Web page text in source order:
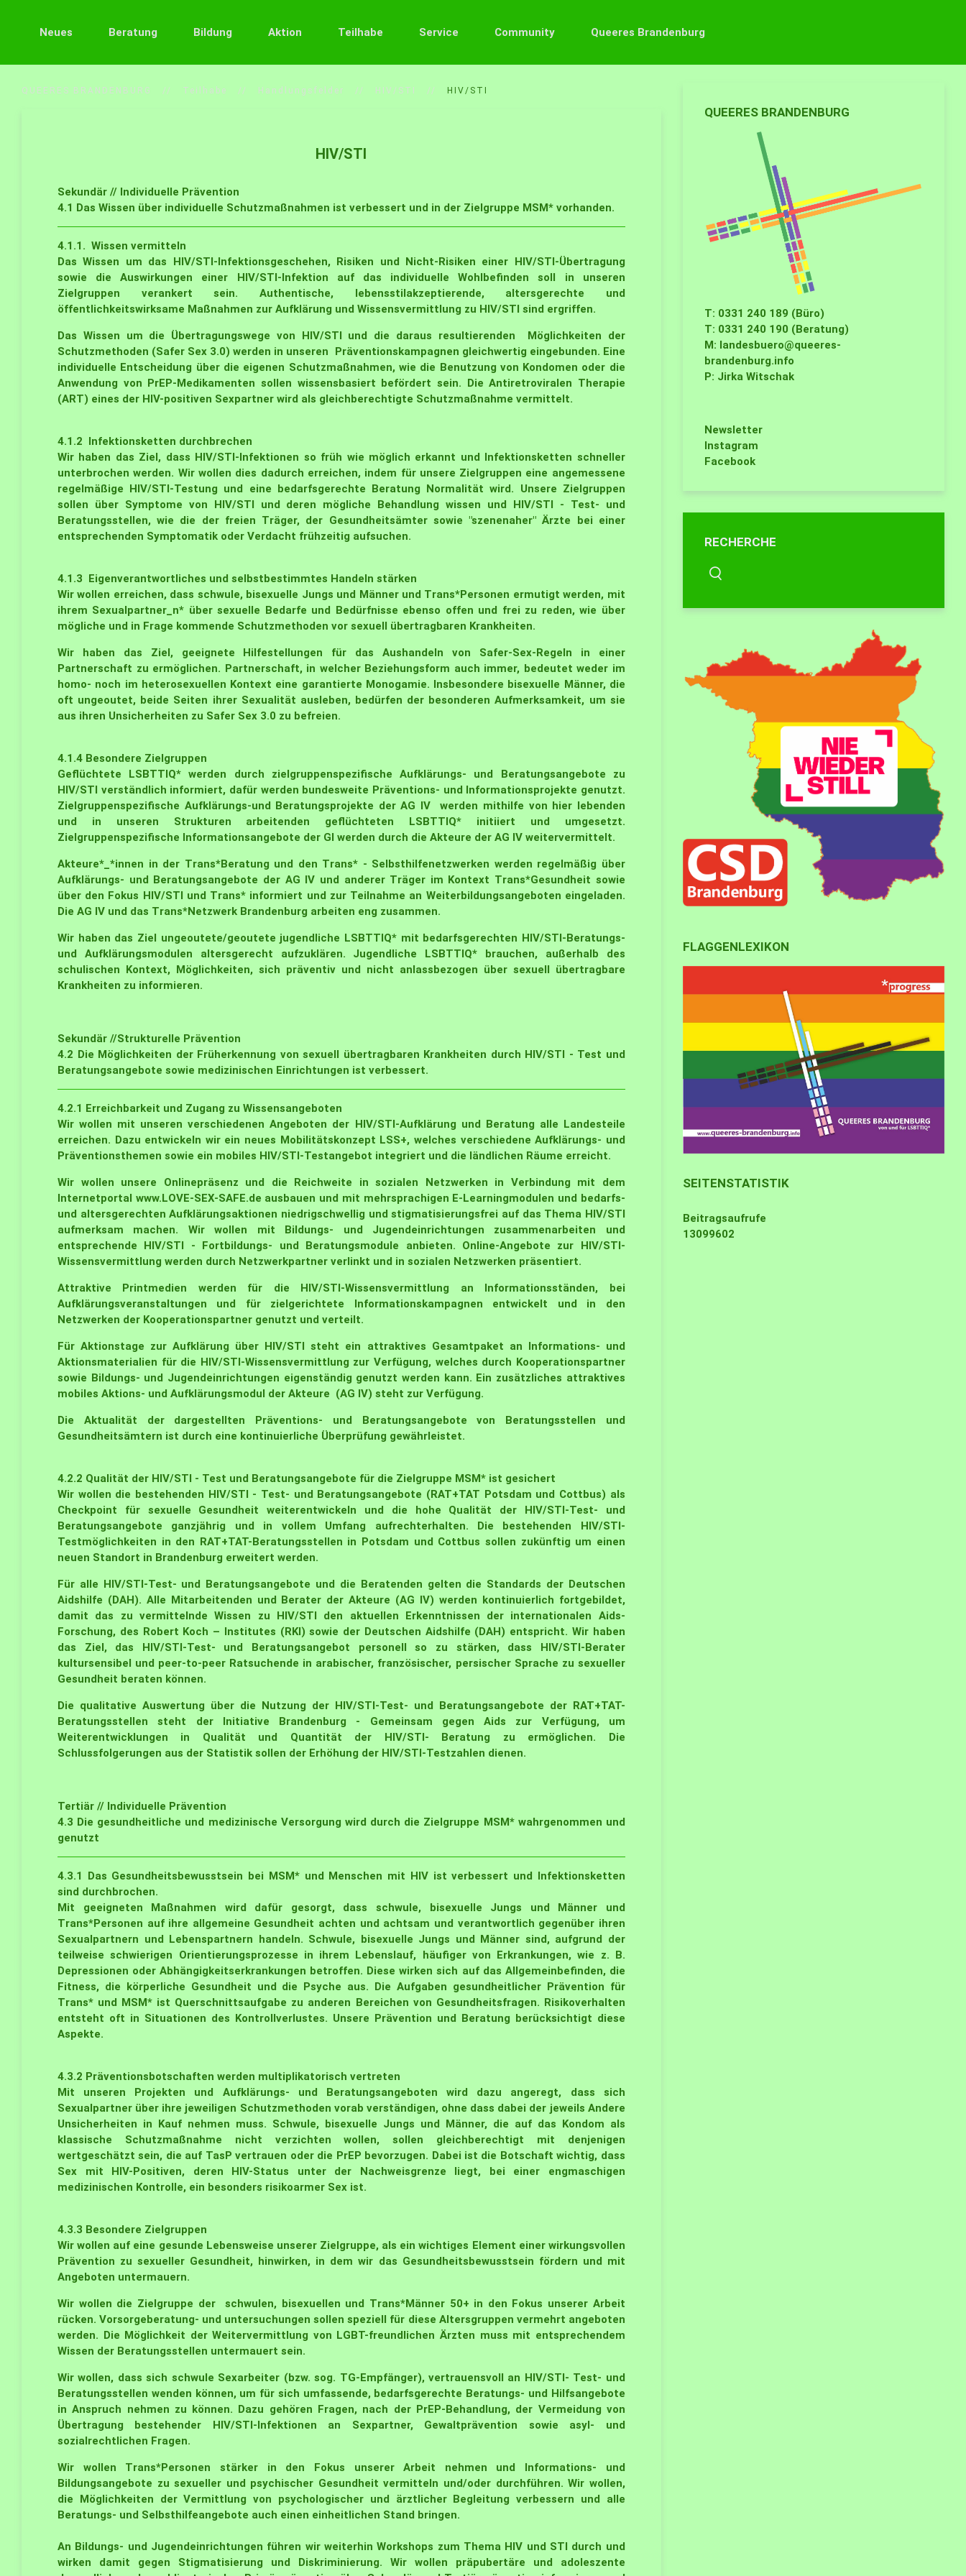
Neues Beratung Bildung Aktion Teilhabe Service Community Queeres Brandenburg
QUEERES BRANDENBURG Teilhabe Handlungsfelder HIV/STI HIV/STI
HIV/STI
Sekundär // Individuelle Prävention
4.1 Das Wissen über individuelle Schutzmaßnahmen ist verbessert und in der Zielgruppe MSM* vorhanden.
4.1.1. Wissen vermitteln
Das Wissen um das HIV/STI-Infektionsgeschehen, Risiken und Nicht-Risiken einer HIV/STI-Übertragung
sowie die Auswirkungen einer HIV/STI-Infektion auf das individuelle Wohlbefinden soll in unseren
Zielgruppen verankert sein. Authentische, lebensstilakzeptierende, altersgerechte und
öffentlichkeitswirksame Maßnahmen zur Aufklärung und Wissensvermittlung zu HIV/STI sind ergriffen.
Das Wissen um die Übertragungswege von HIV/STI und die daraus resultierenden Möglichkeiten der
Schutzmethoden (Safer Sex 3.0) werden in unseren Präventionskampagnen gleichwertig eingebunden. Eine
individuelle Entscheidung über die eigenen Schutzmaßnahmen, wie die Benutzung von Kondomen oder die
Anwendung von PrEP-Medikamenten sollen wissensbasiert befördert sein. Die Antiretroviralen Therapie
(ART) eines der HIV-positiven Sexpartner wird als gleichberechtigte Schutzmaßnahme vermittelt.
4.1.2 Infektionsketten durchbrechen
Wir haben das Ziel, dass HIV/STI-Infektionen so früh wie möglich erkannt und Infektionsketten schneller
unterbrochen werden. Wir wollen dies dadurch erreichen, indem für unsere Zielgruppen eine angemessene
regelmäßige HIV/STI-Testung und eine bedarfsgerechte Beratung Normalität wird. Unsere Zielgruppen
sollen über Symptome von HIV/STI und deren mögliche Behandlung wissen und HIV/STI - Test- und
Beratungsstellen, wie die der freien Träger, der Gesundheitsämter sowie "szenenaher" Ärzte bei einer
entsprechenden Symptomatik oder Verdacht frühzeitig aufsuchen.
4.1.3 Eigenverantwortliches und selbstbestimmtes Handeln stärken
Wir wollen erreichen, dass schwule, bisexuelle Jungs und Männer und Trans*Personen ermutigt werden, mit
ihrem Sexualpartner_n* über sexuelle Bedarfe und Bedürfnisse ebenso offen und frei zu reden, wie über
mögliche und in Frage kommende Schutzmethoden vor sexuell übertragbaren Krankheiten.
Wir haben das Ziel, geeignete Hilfestellungen für das Aushandeln von Safer-Sex-Regeln in einer
Partnerschaft zu ermöglichen. Partnerschaft, in welcher Beziehungsform auch immer, bedeutet weder im
homo- noch im heterosexuellen Kontext eine garantierte Monogamie. Insbesondere bisexuelle Männer, die
oft ungeoutet, beide Seiten ihrer Sexualität ausleben, bedürfen der besonderen Aufmerksamkeit, um sie
aus ihren Unsicherheiten zu Safer Sex 3.0 zu befreien.
4.1.4 Besondere Zielgruppen
Geflüchtete LSBTTIQ* werden durch zielgruppenspezifische Aufklärungs- und Beratungsangebote zu
HIV/STI verständlich informiert, dafür werden bundesweite Präventions- und Informationsprojekte genutzt.
Zielgruppenspezifische Aufklärungs-und Beratungsprojekte der AG IV werden mithilfe von hier lebenden
und in unseren Strukturen arbeitenden geflüchteten LSBTTIQ* initiiert und umgesetzt.
Zielgruppenspezifische Informationsangebote der GI werden durch die Akteure der AG IV weitervermittelt.
Akteure*_*innen in der Trans*Beratung und den Trans* - Selbsthilfenetzwerken werden regelmäßig über
Aufklärungs- und Beratungsangebote der AG IV und anderer Träger im Kontext Trans*Gesundheit sowie
über den Fokus HIV/STI und Trans* informiert und zur Teilnahme an Weiterbildungsangeboten eingeladen.
Die AG IV und das Trans*Netzwerk Brandenburg arbeiten eng zusammen.
Wir haben das Ziel ungeoutete/geoutete jugendliche LSBTTIQ* mit bedarfsgerechten HIV/STI-Beratungs-
und Aufklärungsmodulen altersgerecht aufzuklären. Jugendliche LSBTTIQ* brauchen, außerhalb des
schulischen Kontext, Möglichkeiten, sich präventiv und nicht anlassbezogen über sexuell übertragbare
Krankheiten zu informieren.
Sekundär //Strukturelle Prävention
4.2 Die Möglichkeiten der Früherkennung von sexuell übertragbaren Krankheiten durch HIV/STI - Test und
Beratungsangebote sowie medizinischen Einrichtungen ist verbessert.
4.2.1 Erreichbarkeit und Zugang zu Wissensangeboten
Wir wollen mit unseren verschiedenen Angeboten der HIV/STI-Aufklärung und Beratung alle Landesteile
erreichen. Dazu entwickeln wir ein neues Mobilitätskonzept LSS+, welches verschiedene Aufklärungs- und
Präventionsthemen sowie ein mobiles HIV/STI-Testangebot integriert und die ländlichen Räume erreicht.
Wir wollen unsere Onlinepräsenz und die Reichweite in sozialen Netzwerken in Verbindung mit dem
Internetportal www.LOVE-SEX-SAFE.de ausbauen und mit mehrsprachigen E-Learningmodulen und bedarfs-
und altersgerechten Aufklärungsaktionen niedrigschwellig und stigmatisierungsfrei auf das Thema HIV/STI
aufmerksam machen. Wir wollen mit Bildungs- und Jugendeinrichtungen zusammenarbeiten und
entsprechende HIV/STI - Fortbildungs- und Beratungsmodule anbieten. Online-Angebote zur HIV/STI-
Wissensvermittlung werden durch Netzwerkpartner verlinkt und in sozialen Netzwerken präsentiert.
Attraktive Printmedien werden für die HIV/STI-Wissensvermittlung an Informationsständen, bei
Aufklärungsveranstaltungen und für zielgerichtete Informationskampagnen entwickelt und in den
Netzwerken der Kooperationspartner genutzt und verteilt.
Für Aktionstage zur Aufklärung über HIV/STI steht ein attraktives Gesamtpaket an Informations- und
Aktionsmaterialien für die HIV/STI-Wissensvermittlung zur Verfügung, welches durch Kooperationspartner
sowie Bildungs- und Jugendeinrichtungen eigenständig genutzt werden kann. Ein zusätzliches attraktives
mobiles Aktions- und Aufklärungsmodul der Akteure (AG IV) steht zur Verfügung.
Die Aktualität der dargestellten Präventions- und Beratungsangebote von Beratungsstellen und
Gesundheitsämtern ist durch eine kontinuierliche Überprüfung gewährleistet.
4.2.2 Qualität der HIV/STI - Test und Beratungsangebote für die Zielgruppe MSM* ist gesichert
Wir wollen die bestehenden HIV/STI - Test- und Beratungsangebote (RAT+TAT Potsdam und Cottbus) als
Checkpoint für sexuelle Gesundheit weiterentwickeln und die hohe Qualität der HIV/STI-Test- und
Beratungsangebote ganzjährig und in vollem Umfang aufrechterhalten. Die bestehenden HIV/STI-
Testmöglichkeiten in den RAT+TAT-Beratungsstellen in Potsdam und Cottbus sollen zukünftig um einen
neuen Standort in Brandenburg erweitert werden.
Für alle HIV/STI-Test- und Beratungsangebote und die Beratenden gelten die Standards der Deutschen
Aidshilfe (DAH). Alle Mitarbeitenden und Berater der Akteure (AG IV) werden kontinuierlich fortgebildet,
damit das zu vermittelnde Wissen zu HIV/STI den aktuellen Erkenntnissen der internationalen Aids-
Forschung, des Robert Koch – Institutes (RKI) sowie der Deutschen Aidshilfe (DAH) entspricht. Wir haben
das Ziel, das HIV/STI-Test- und Beratungsangebot personell so zu stärken, dass HIV/STI-Berater
kultursensibel und peer-to-peer Ratsuchende in arabischer, französischer, persischer Sprache zu sexueller
Gesundheit beraten können.
Die qualitative Auswertung über die Nutzung der HIV/STI-Test- und Beratungsangebote der RAT+TAT-
Beratungsstellen steht der Initiative Brandenburg - Gemeinsam gegen Aids zur Verfügung, um
Weiterentwicklungen in Qualität und Quantität der HIV/STI- Beratung zu ermöglichen. Die
Schlussfolgerungen aus der Statistik sollen der Erhöhung der HIV/STI-Testzahlen dienen.
Tertiär // Individuelle Prävention
4.3 Die gesundheitliche und medizinische Versorgung wird durch die Zielgruppe MSM* wahrgenommen und
genutzt
4.3.1 Das Gesundheitsbewusstsein bei MSM* und Menschen mit HIV ist verbessert und Infektionsketten
sind durchbrochen.
Mit geeigneten Maßnahmen wird dafür gesorgt, dass schwule, bisexuelle Jungs und Männer und
Trans*Personen auf ihre allgemeine Gesundheit achten und achtsam und verantwortlich gegenüber ihren
Sexualpartnern und Lebenspartnern handeln. Schwule, bisexuelle Jungs und Männer sind, aufgrund der
teilweise schwierigen Orientierungsprozesse in ihrem Lebenslauf, häufiger von Erkrankungen, wie z. B.
Depressionen oder Abhängigkeitserkrankungen betroffen. Diese wirken sich auf das Allgemeinbefinden, die
Fitness, die körperliche Gesundheit und die Psyche aus. Die Aufgaben gesundheitlicher Prävention für
Trans* und MSM* ist Querschnittsaufgabe zu anderen Bereichen von Gesundheitsfragen. Risikoverhalten
entsteht oft in Situationen des Kontrollverlustes. Unsere Prävention und Beratung berücksichtigt diese
Aspekte.
4.3.2 Präventionsbotschaften werden multiplikatorisch vertreten
Mit unseren Projekten und Aufklärungs- und Beratungsangeboten wird dazu angeregt, dass sich
Sexualpartner über ihre jeweiligen Schutzmethoden vorab verständigen, ohne dass dabei der jeweils Andere
Unsicherheiten in Kauf nehmen muss. Schwule, bisexuelle Jungs und Männer, die auf das Kondom als
klassische Schutzmaßnahme nicht verzichten wollen, sollen gleichberechtigt mit denjenigen
wertgeschätzt sein, die auf TasP vertrauen oder die PrEP bevorzugen. Dabei ist die Botschaft wichtig, dass
Sex mit HIV-Positiven, deren HIV-Status unter der Nachweisgrenze liegt, bei einer engmaschigen
medizinischen Kontrolle, ein besonders risikoarmer Sex ist.
4.3.3 Besondere Zielgruppen
Wir wollen auf eine gesunde Lebensweise unserer Zielgruppe, als ein wichtiges Element einer wirkungsvollen
Prävention zu sexueller Gesundheit, hinwirken, in dem wir das Gesundheitsbewusstsein fördern und mit
Angeboten untermauern.
Wir wollen die Zielgruppe der schwulen, bisexuellen und Trans*Männer 50+ in den Fokus unserer Arbeit
rücken. Vorsorgeberatung- und untersuchungen sollen speziell für diese Altersgruppen vermehrt angeboten
werden. Die Möglichkeit der Weitervermittlung von LGBT-freundlichen Ärzten muss mit entsprechendem
Wissen der Beratungsstellen untermauert sein.
Wir wollen, dass sich schwule Sexarbeiter (bzw. sog. TG-Empfänger), vertrauensvoll an HIV/STI- Test- und
Beratungsstellen wenden können, um für sich umfassende, bedarfsgerechte Beratungs- und Hilfsangebote
in Anspruch nehmen zu können. Dazu gehören Fragen, nach der PrEP-Behandlung, der Vermeidung von
Übertragung bestehender HIV/STI-Infektionen an Sexpartner, Gewaltprävention sowie asyl- und
sozialrechtlichen Fragen.
Wir wollen Trans*Personen stärker in den Fokus unserer Arbeit nehmen und Informations- und
Bildungsangebote zu sexueller und psychischer Gesundheit vermitteln und/oder durchführen. Wir wollen,
die Möglichkeiten der Vermittlung von psychologischer und ärztlicher Begleitung verbessern und alle
Beratungs- und Selbsthilfeangebote auch einen einheitlichen Stand bringen.
An Bildungs- und Jugendeinrichtungen führen wir weiterhin Workshops zum Thema HIV und STI durch und
wirken damit gegen Stigmatisierung und Diskriminierung. Wir wollen präpubertäre und adoleszente
QUEERES BRANDENBURG
T: 0331 240 189 (Büro)
T: 0331 240 190 (Beratung)
M: landesbuero@queeres-
brandenburg.info
P: Jirka Witschak
Newsletter
Instagram
Facebook
RECHERCHE
FLAGGENLEXIKON
SEITENSTATISTIK
Beitragsaufrufe
13099602